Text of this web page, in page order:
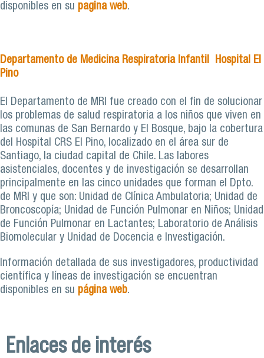
disponibles en su pagina web.
Departamento de Medicina Respiratoria Infantil Hospital El
Pino
El Departamento de MRI fue creado con el fin de solucionar
los problemas de salud respiratoria a los niños que viven en
las comunas de San Bernardo y El Bosque, bajo la cobertura
del Hospital CRS El Pino, localizado en el área sur de
Santiago, la ciudad capital de Chile. Las labores
asistenciales, docentes y de investigación se desarrollan
principalmente en las cinco unidades que forman el Dpto.
de MRI y que son: Unidad de Clínica Ambulatoria; Unidad de
Broncoscopía; Unidad de Función Pulmonar en Niños; Unidad
de Función Pulmonar en Lactantes; Laboratorio de Análisis
Biomolecular y Unidad de Docencia e Investigación.
Información detallada de sus investigadores, productividad
científica y líneas de investigación se encuentran
disponibles en su página web.
Enlaces de interés